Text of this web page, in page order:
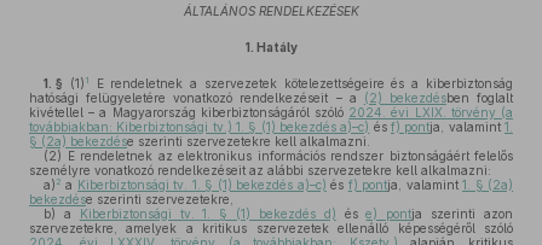
ÁLTALÁNOS RENDELKEZÉSEK
1. Hatály
1. § (1) 1
E rendeletnek a szervezetek kötelezettségeire és a kiberbiztonság
hatósági felügyeletére vonatkozó rendelkezéseit – a
(2) bekezdésben foglalt
kivétellel – a Magyarország kiberbiztonságáról szóló 2024. évi LXIX. törvény (a
továbbiakban: Kiberbiztonsági tv.) 1. § (1) bekezdés a)–c) ésf) pontja, valamint1.
§ (2a) bekezdése szerinti szervezetekre kell alkalmazni.
(2) E rendeletnek az elektronikus információs rendszer biztonságáért felelős
személyre vonatkozó rendelkezéseit az alábbi szervezetekre kell alkalmazni:
a) 2 a Kiberbiztonsági tv. 1. § (1) bekezdés a)–c) és f) pontja, valamint1. § (2a)
bekezdése szerinti szervezetekre,
b) a Kiberbiztonsági tv. 1. § (1) bekezdés d) ése) pontja szerinti azon
szervezetekre, amelyek a kritikus szervezetek ellenálló képességéről szóló